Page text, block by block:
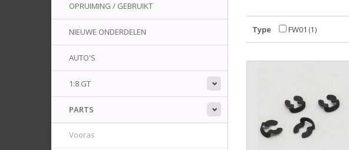
OPRUIMING / GEBRUIKT
NIEUWE ONDERDELEN
AUTO'S
1:8 GT
PARTS
Vooras
Type FW01 (1)